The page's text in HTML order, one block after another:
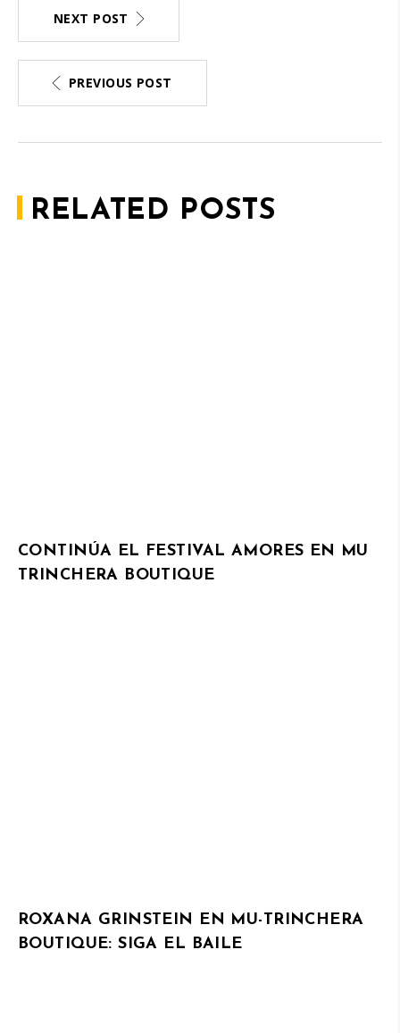
NEXT POST
PREVIOUS POST
RELATED POSTS
CONTINÚA EL FESTIVAL AMORES EN MU
TRINCHERA BOUTIQUE
ROXANA GRINSTEIN EN MU-TRINCHERA
BOUTIQUE: SIGA EL BAILE